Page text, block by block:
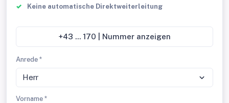
Keine automatische Direktweiterleitung
+43 ... 170 | Nummer anzeigen
Anrede *
Herr
Vorname *